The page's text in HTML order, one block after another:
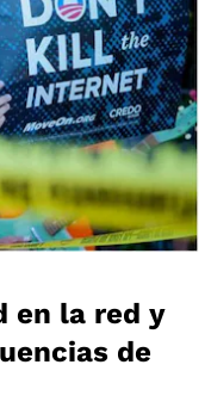
en la red y
de